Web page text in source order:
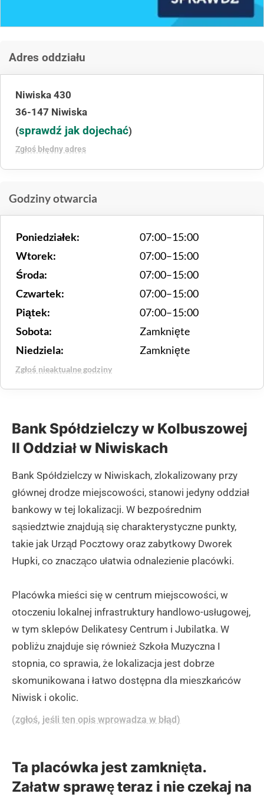
Adres oddziału
Niwiska 430
36-147 Niwiska
(sprawdź jak dojechać)
Zgłoś błędny adres
Godziny otwarcia
Poniedziałek:
07:00–15:00
Wtorek:
07:00–15:00
Środa:
07:00–15:00
Czwartek:
07:00–15:00
Piątek:
07:00–15:00
Sobota:
Zamknięte
Niedziela:
Zamknięte
Zgłoś nieaktualne godziny
Bank Spółdzielczy w Kolbuszowej
II Oddział w Niwiskach
Bank Spółdzielczy w Niwiskach, zlokalizowany przy
głównej drodze miejscowości, stanowi jedyny oddział
bankowy w tej lokalizacji. W bezpośrednim
sąsiedztwie znajdują się charakterystyczne punkty,
takie jak Urząd Pocztowy oraz zabytkowy Dworek
Hupki, co znacząco ułatwia odnalezienie placówki.
Placówka mieści się w centrum miejscowości, w
otoczeniu lokalnej infrastruktury handlowo-usługowej,
w tym sklepów Delikatesy Centrum i Jubilatka. W
pobliżu znajduje się również Szkoła Muzyczna I
stopnia, co sprawia, że lokalizacja jest dobrze
skomunikowana i łatwo dostępna dla mieszkańców
Niwisk i okolic.
(zgłoś, jeśli ten opis wprowadza w błąd)
Ta placówka jest zamknięta.
Załatw sprawę teraz i nie czekaj na